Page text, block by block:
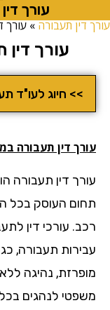
עורך דין
תעבורה»עורך דין
עורך דין
>> חיוג לעו"ד
דין תעבורה במעלה
דין תעבורה הוא
העוסק בכל
עורכי דין
תעבורה, כגון
נהיגה ללא
לנהגים בכל